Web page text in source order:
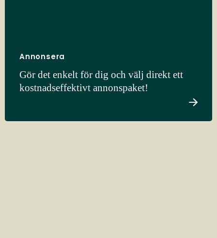
Annonsera
Gör det enkelt för dig och välj direkt ett
kostnadseffektivt annonspaket!